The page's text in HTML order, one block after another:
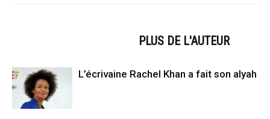
PLUS DE L'AUTEUR
L’écrivaine Rachel Khan a fait son alyah